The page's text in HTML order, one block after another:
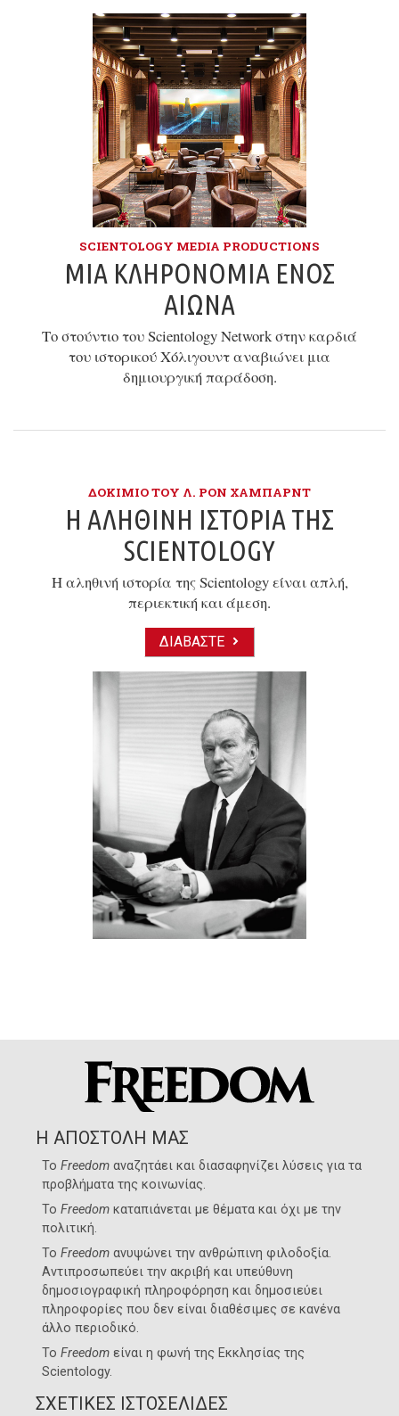
SCIENTOLOGY MEDIA PRODUCTIONS
ΜΙΑ ΚΛΗΡΟΝΟΜΙΆ ΕΝΌΣ
ΑΙΏΝΑ
Το στούντιο του Scientology Network στην καρδιά
του ιστορικού Χόλιγουντ αναβιώνει μια
δημιουργική παράδοση.
ΔΟΚΊΜΙΟ ΤΟΥ Λ. ΡΟΝ ΧΆΜΠΑΡΝΤ
Η ΑΛΗΘΙΝΉ ΙΣΤΟΡΊΑ ΤΗΣ
SCIENTOLOGY
Η αληθινή ιστορία της Scientology είναι απλή,
περιεκτική και άμεση.
ΔΙΑΒΆΣΤΕ
Η ΑΠΟΣΤΟΛΗ ΜΑΣ
ΤοFreedom αναζητάει και διασαφηνίζει λύσεις για τα
προβλήματα της κοινωνίας.
ΤοFreedom καταπιάνεται με θέματα και όχι με την
πολιτική.
ΤοFreedom ανυψώνει την ανθρώπινη φιλοδοξία.
Αντιπροσωπεύει την ακριβή και υπεύθυνη
δημοσιογραφική πληροφόρηση και δημοσιεύει
πληροφορίες που δεν είναι διαθέσιμες σε κανένα
άλλο περιοδικό.
ΤοFreedom είναι η φωνή της Εκκλησίας της
Scientology.
ΣΧΕΤΙΚΕΣ ΙΣΤΟΣΕΛΙΔΕΣ